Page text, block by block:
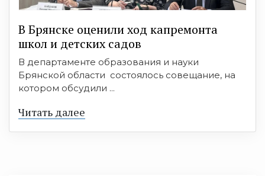
В Брянске оценили ход капремонта
школ и детских садов
В департаменте образования и науки
Брянской области состоялось совещание, на
котором обсудили ...
Читать далее